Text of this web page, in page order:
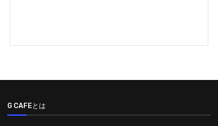
G CAFEとは